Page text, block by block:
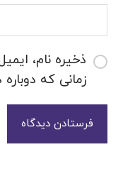
ذخیره نام،
زمانی که
فرستادن دیدگاه